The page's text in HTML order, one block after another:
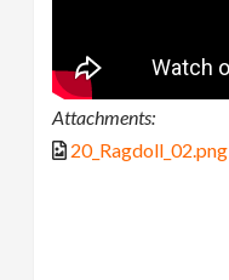
Attachments:
20_Ragdoll_02.png